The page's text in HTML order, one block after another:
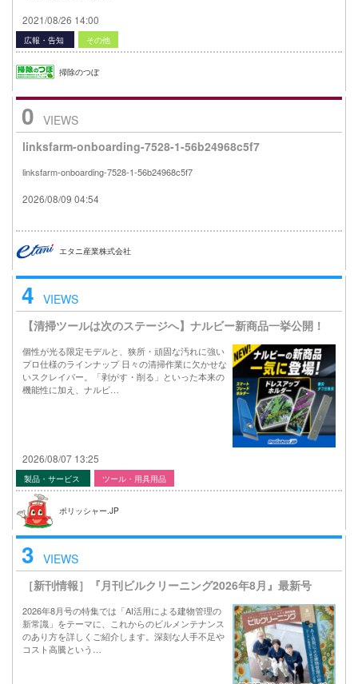
2021/08/26 14:00
広報・告知 その他
掃除のつぼ
0 VIEWS
linksfarm-onboarding-7528-1-56b24968c5f7
linksfarm-onboarding-7528-1-56b24968c5f7
2026/08/09 04:54
エタニ産業株式会社
4 VIEWS
【清掃ツールは次のステージへ】ナルビー新商品一挙公開！
個性が光る限定モデルと、狭所・頑固な汚れに強い
プロ仕様のラインナップ 日々の清掃作業に欠かせな
いスクレイパー。「剥がす・削る」といった本来の
機能性に加え、ナルビ…
2026/08/07 13:25
製品・サービス ツール・用具用品
ポリッシャー.JP
3 VIEWS
［新刊情報］『月刊ビルクリーニング2026年8月』最新号
2026年8月号の特集では「AI活用による建物管理の
新常識」をテーマに、これからのビルメンテナンス
のあり方を詳しくご紹介します。深刻な人手不足や
コスト高騰という…